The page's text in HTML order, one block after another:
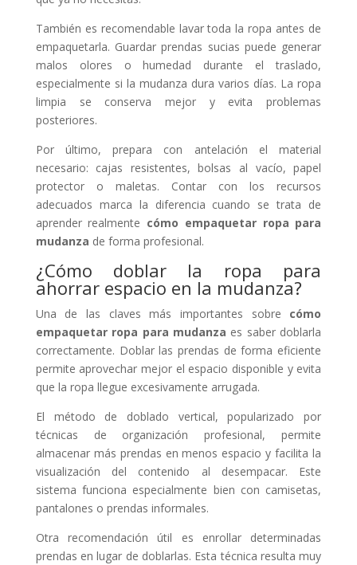
También es recomendable lavar toda la ropa antes de
empaquetarla. Guardar prendas sucias puede generar
malos olores o humedad durante el traslado,
especialmente si la mudanza dura varios días. La ropa
limpia se conserva mejor y evita problemas
posteriores.
Por último, prepara con antelación el material
necesario: cajas resistentes, bolsas al vacío, papel
protector o maletas. Contar con los recursos
adecuados marca la diferencia cuando se trata de
aprender realmente cómo empaquetar ropa para
mudanza de forma profesional.
¿Cómo doblar la ropa para
ahorrar espacio en la mudanza?
Una de las claves más importantes sobre cómo
empaquetar ropa para mudanza es saber doblarla
correctamente. Doblar las prendas de forma eficiente
permite aprovechar mejor el espacio disponible y evita
que la ropa llegue excesivamente arrugada.
El método de doblado vertical, popularizado por
técnicas de organización profesional, permite
almacenar más prendas en menos espacio y facilita la
visualización del contenido al desempacar. Este
sistema funciona especialmente bien con camisetas,
pantalones o prendas informales.
Otra recomendación útil es enrollar determinadas
prendas en lugar de doblarlas. Esta técnica resulta muy